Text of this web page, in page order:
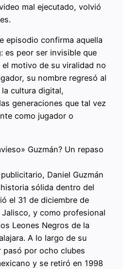
mal ejecutado, volvió
episodio confirma aquella
es peor ser invisible que
motivo de su viralidad no
su nombre regresó al
cultura digital,
generaciones que tal vez
como jugador o
Guzmán? Un repaso
Daniel Guzmán
sólida dentro del
el 31 de diciembre de
Jalisco, y como profesional
Leones Negros de la
A lo largo de su
pasó por ocho clubes
y se retiró en 1998